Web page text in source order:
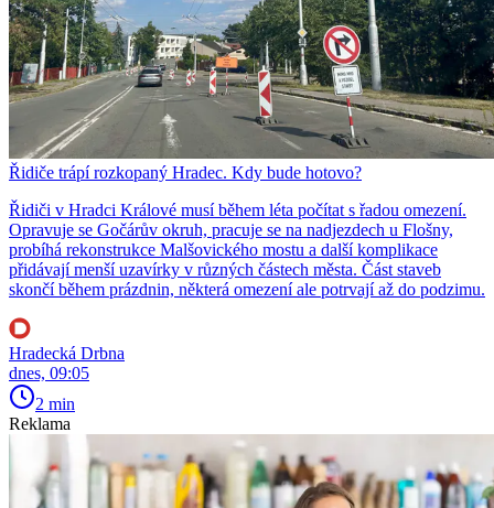
Řidiče trápí rozkopaný Hradec. Kdy bude hotovo?
Řidiči v Hradci Králové musí během léta počítat s řadou omezení.
Opravuje se Gočárův okruh, pracuje se na nadjezdech u Flošny,
probíhá rekonstrukce Malšovického mostu a další komplikace
přidávají menší uzavírky v různých částech města. Část staveb
skončí během prázdnin, některá omezení ale potrvají až do podzimu.
Hradecká Drbna
dnes, 09:05
2 min
Reklama